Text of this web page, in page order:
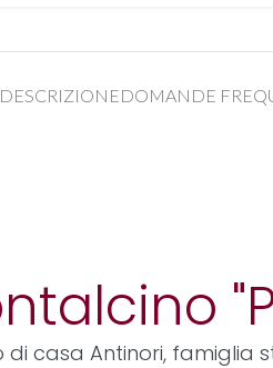
DESCRIZIONEDOMANDE
di casa Antinori,